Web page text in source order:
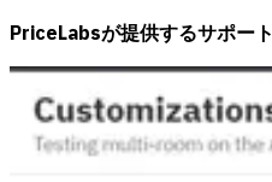
PriceLabsが提供するサポート